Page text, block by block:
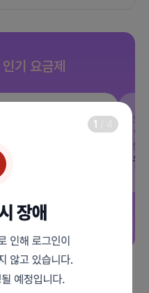
기 요금제
통
1